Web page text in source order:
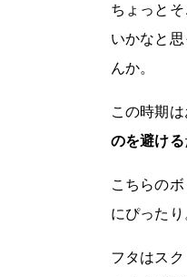
ちょっと
いかなと
んか。
この時期
のを避ける
こちらの
にぴった
フタはス